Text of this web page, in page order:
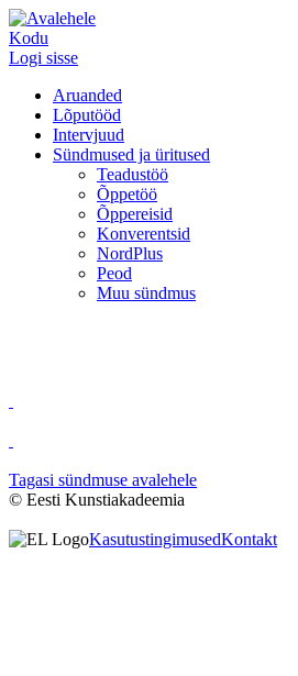
Kodu
Logi sisse
Aruanded
Lõputööd
Intervjuud
Sündmused ja üritused
Teadustöö
Õppetöö
Õppereisid
Konverentsid
NordPlus
Peod
Muu sündmus
Tagasi sündmuse avalehele
© Eesti Kunstiakadeemia
KasutustingimusedKontakt